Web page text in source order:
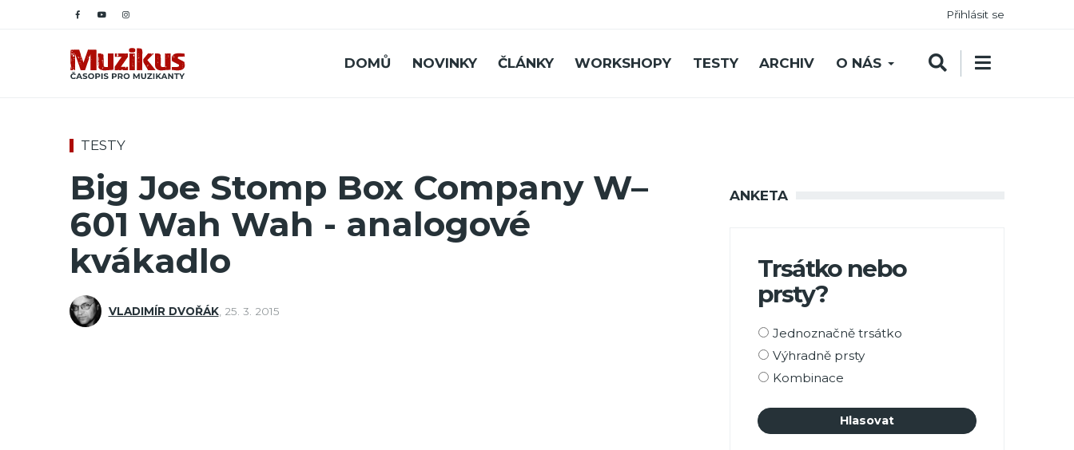
Přihlásit se
DOMŮ NOVINKY ČLÁNKY WORKSHOPY TESTY ARCHIV O NÁS
TESTY
Big Joe Stomp Box Company W–
601 Wah Wah - analogové
kvákadlo
VLADIMÍR DVOŘÁK, 25. 3. 2015
ANKETA
Trsátko nebo
prsty?
Možnosti
výběru
Jednoznačně trsátko
Výhradně prsty
Kombinace